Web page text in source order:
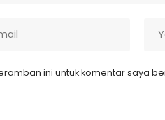
ini untuk komentar saya